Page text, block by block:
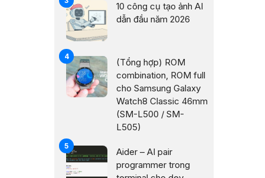
10 công cụ tạo ảnh AI
dẫn đầu năm 2026
(Tổng hợp) ROM
combination, ROM full
cho Samsung Galaxy
Watch8 Classic 46mm
(SM-L500 / SM-
L505)
Aider – AI pair
programmer trong